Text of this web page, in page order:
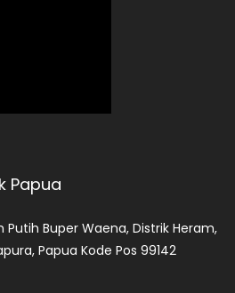
Papua
Putih Buper Waena, Distrik Heram,
Papua Kode Pos 99142